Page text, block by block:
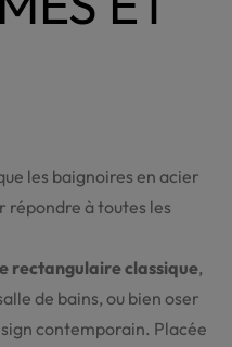
les baignoires en acier
répondre à toutes les
rectangulaire classique,
de bains, ou bien oser
contemporain. Placée